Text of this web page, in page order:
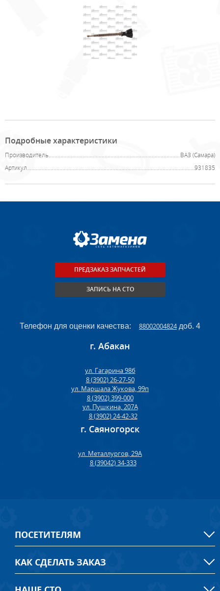
Подробные характеристики
Производитель
ВАЗ (Самара)
Артикул
931835
ПРЕДЗАКАЗ ЗАПЧАСТЕЙ
ЗАПИСЬ НА СТО
Телефон для оценки качества: 88002004824доб. 4
г. Абакан
ул. Гагарина 98б
8 (3902) 26-27-50
ул. Маршала Жукова, 99п
8 (3902) 399-000
ул. Пушкина, 207А
8 (3902) 24-42-32
г. Саяногорск
ул. Металлургов, 29А
8 (39042) 34-333
ПОСЕТИТЕЛЯМ
КАК СДЕЛАТЬ ЗАКАЗ